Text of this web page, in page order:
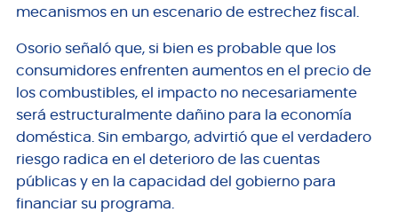
mecanismos en un escenario de estrechez fiscal.
Osorio señaló que, si bien es probable que los
consumidores enfrenten aumentos en el precio de
los combustibles, el impacto no necesariamente
será estructuralmente dañino para la economía
doméstica. Sin embargo, advirtió que el verdadero
riesgo radica en el deterioro de las cuentas
públicas y en la capacidad del gobierno para
financiar su programa.